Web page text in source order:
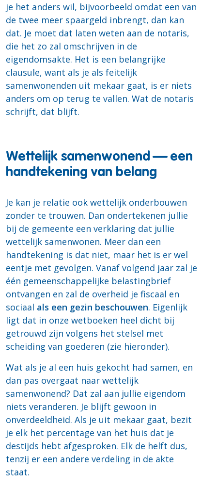
je het anders wil, bijvoorbeeld omdat een van
de twee meer spaargeld inbrengt, dan kan
dat. Je moet dat laten weten aan de notaris,
die het zo zal omschrijven in de
eigendomsakte. Het is een belangrijke
clausule, want als je als feitelijk
samenwonenden uit mekaar gaat, is er niets
anders om op terug te vallen. Wat de notaris
schrijft, dat blijft.
Wettelijk samenwonend — een
handtekening van belang
Je kan je relatie ook wettelijk onderbouwen
zonder te trouwen. Dan ondertekenen jullie
bij de gemeente een verklaring dat jullie
wettelijk samenwonen. Meer dan een
handtekening is dat niet, maar het is er wel
eentje met gevolgen. Vanaf volgend jaar zal je
één gemeenschappelijke belastingbrief
ontvangen en zal de overheid je fiscaal en
sociaal als een gezin beschouwen. Eigenlijk
ligt dat in onze wetboeken heel dicht bij
getrouwd zijn volgens het stelsel met
scheiding van goederen (zie hieronder).
Wat als je al een huis gekocht had samen, en
dan pas overgaat naar wettelijk
samenwonend? Dat zal aan jullie eigendom
niets veranderen. Je blijft gewoon in
onverdeeldheid. Als je uit mekaar gaat, bezit
je elk het percentage van het huis dat je
destijds hebt afgesproken. Elk de helft dus,
tenzij er een andere verdeling in de akte
staat.